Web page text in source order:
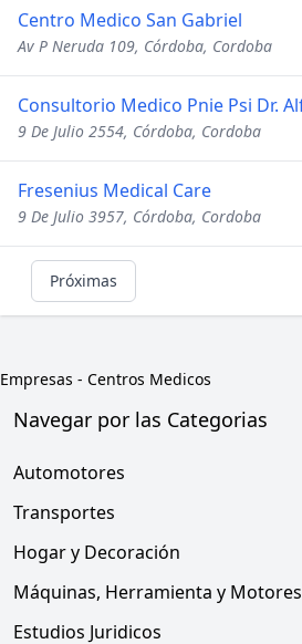
Centro Medico San Gabriel
Av P Neruda 109, Córdoba, Cordoba
9 De Julio 2554, Córdoba, Cordoba
Fresenius Medical Care
9 De Julio 3957, Córdoba, Cordoba
Próximas
Empresas - Centros Medicos
Navegar por las Categorias
Automotores
Transportes
Hogar y Decoración
Máquinas, Herramienta y Motores
Estudios Juridicos